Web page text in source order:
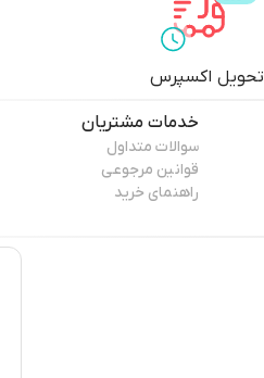
تحویل اکسپرس
خدمات مشتریان
سوالات متداول
قوانین مرجوعی
راهنمای خرید